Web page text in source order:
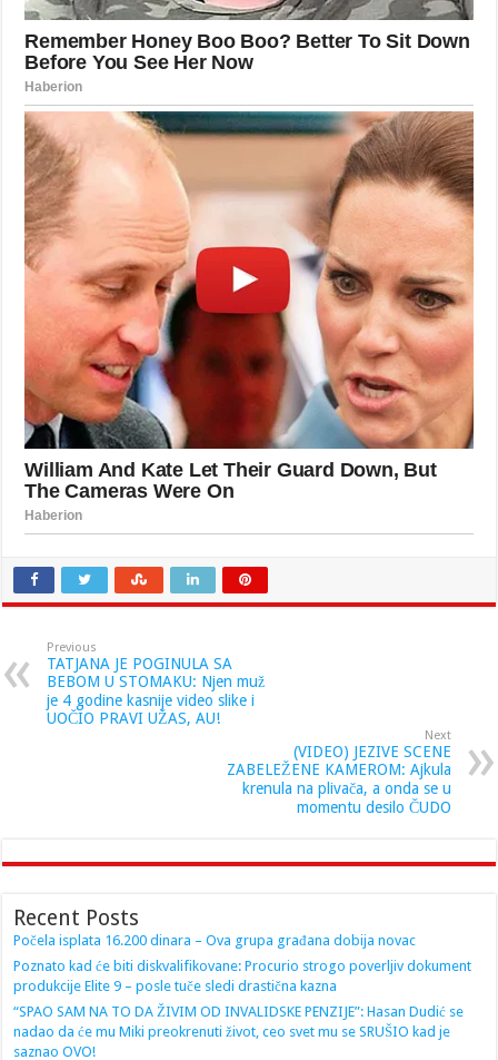
Previous
TATJANA JE POGINULA SA
BEBOM U STOMAKU: Njen muž
je 4 godine kasnije video slike i
UOČIO PRAVI UŽAS, AU!
Next
(VIDEO) JEZIVE SCENE
ZABELEŽENE KAMEROM: Ajkula
krenula na plivača, a onda se u
momentu desilo ČUDO
Recent Posts
Počela isplata 16.200 dinara – Ova grupa građana dobija novac
Poznato kad će biti diskvalifikovane: Procurio strogo poverljiv dokument
produkcije Elite 9 – posle tuče sledi drastična kazna
“SPAO SAM NA TO DA ŽIVIM OD INVALIDSKE PENZIJE”: Hasan Dudić se
nadao da će mu Miki preokrenuti život, ceo svet mu se SRUŠIO kad je
saznao OVO!